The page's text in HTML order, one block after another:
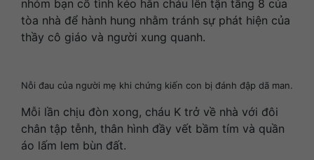
nhóm bạn cố tình kéo hẳn cháu lên tận tầng 8 của
tòa nhà để hành hung nhằm tránh sự phát hiện của
thầy cô giáo và người xung quanh.
Nỗi đau của người mẹ khi chứng kiến con bị đánh đập dã man.
Mỗi lần chịu đòn xong, cháu K trở về nhà với đôi
chân tập tễnh, thân hình đầy vết bầm tím và quần
áo lấm lem bùn đất.